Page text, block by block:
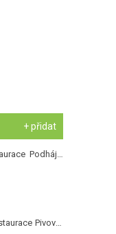
+ přidat
Podháj -
Pivovar